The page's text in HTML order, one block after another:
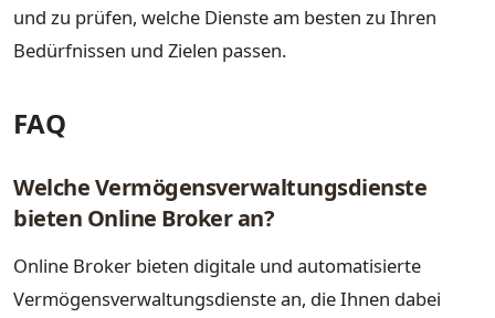
und zu prüfen, welche Dienste am besten zu Ihren
Bedürfnissen und Zielen passen.
FAQ
Welche Vermögensverwaltungsdienste
bieten Online Broker an?
Online Broker bieten digitale und automatisierte
Vermögensverwaltungsdienste an, die Ihnen dabei